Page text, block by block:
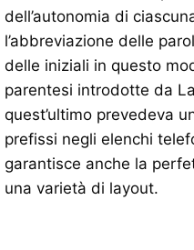
dell’autonomia di
l’abbreviazione delle
delle iniziali in questo
parentesi introdotte da
quest’ultimo prevedeva
prefissi negli elenchi
garantisce anche la
una varietà di layout.